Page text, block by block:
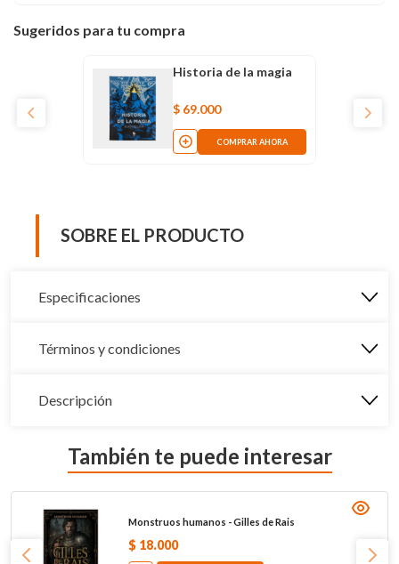
Sugeridos para tu compra
Historia de la magia
$ 69.000
COMPRAR AHORA
SOBRE EL PRODUCTO
Especificaciones
Términos y condiciones
Descripción
También te puede interesar
Monstruos humanos - Gilles de Rais
$ 18.000